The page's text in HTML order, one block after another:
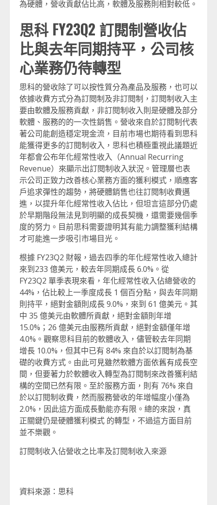
為硬體，營收貢獻佔比高，軟體及服務則相對較低。
思科 FY23Q2 訂閱制營收佔
比與去年同期持平，公司核
心業務仍待轉型
思科的營收除了可以按性質分為產品及服務，也可以
依據收費方式分為訂閱制及非訂閱制，訂閱制收入主
要由軟體及服務貢獻，非訂閱制收入則是硬體及部分
軟體、服務的的一次性銷售。營收來自於訂閱制代表
著公司能創造穩定現金流，目前市場也期待看到思科
能獲得更多的訂閱制收入，思科也積極重視此議題近
年都會公布年化經常性收入（Annual Recurring
Revenue）來顯示出訂閱制收入狀況。管理層也表
示公司正致力改善核心業務方面的獲利模式，順應客
戶追求彈性的趨勢，將硬體銷售也往訂閱制收費邁
進，以提升年化經常性收入佔比，但坦言這部分仍處
於早期階段無法見到明顯的成長契機，還需要幾個季
度的努力。目前思科需要證明其有能力調整獲利結構
才可能進一步吸引市場目光。
根據 FY23Q2 財報，過去四季的年化經常性收入總計
來到233 億美元，較去年同期成長 6.0%。從
FY23Q2 單季表現來看，年化經常性收入佔總營收的
44%，佔比較上一季度成長 1 個百分點，與去年同期
則持平，絕對金額則成長 9.0%，來到 61 億美元。其
中 35 億美元由軟體所貢獻，絕對金額則年增
15.0%；26 億美元由服務所貢獻，絕對金額僅年增
4.0%。觀察思科目前的軟體收入，儘管較去年同期
增長 10.0%，但其中已有 84% 來自於以訂閱制為基
礎的收費方式。由此可見雖然軟體方面依舊有成長空
間，但要著力於軟體收入轉型為訂閱制來改善獲利結
構的空間已然有限。至於服務方面，則有 76% 來自
於以訂閱制收費，然而服務營收的年增幅度小僅為
2.0%，因此這方面成長動能亦有限。總的來說，真
正關鍵仍是硬體獲利模式 的轉型，不過這方面目前
並不樂觀。
訂閱制收入佔營收之比率及訂閱制收入來源
資料來源：思科